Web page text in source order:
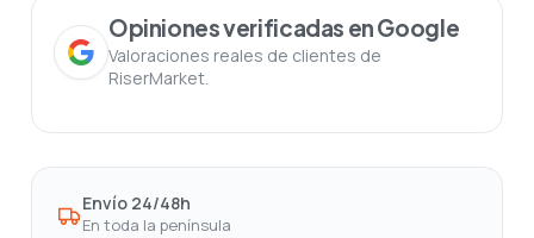
Opiniones verificadas en Google
Valoraciones reales de clientes de
RiserMarket.
Envío 24/48h
En toda la península